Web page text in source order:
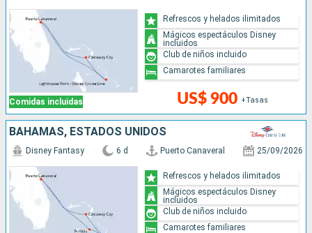
Comidas incluidas US$ 900 +Tasas
Refrescos y helados ilimitados
Mágicos espectáculos Disney
incluidos
Club de niños incluido
Camarotes familiares
BAHAMAS, ESTADOS UNIDOS
Disney Fantasy 6 d Puerto Canaveral 25/09/2026
Refrescos y helados ilimitados
Mágicos espectáculos Disney
incluidos
Club de niños incluido
Camarotes familiares